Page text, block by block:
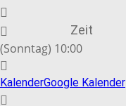
Zeit
(Sonntag) 10:00
KalenderGoogle Kalender